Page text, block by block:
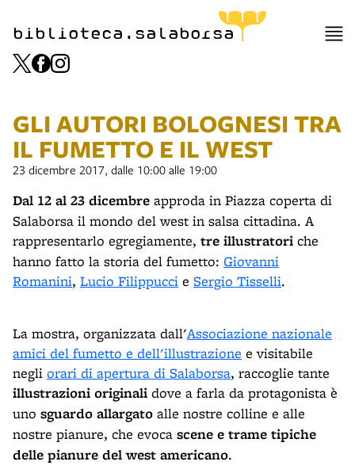
biblioteca.salaborsa
GLI AUTORI BOLOGNESI TRA
IL FUMETTO E IL WEST
23 dicembre 2017, dalle 10:00 alle 19:00
Dal 12 al 23 dicembre approda in Piazza coperta di
Salaborsa il mondo del west in salsa cittadina. A
rappresentarlo egregiamente, tre illustratori che
hanno fatto la storia del fumetto: Giovanni
Romanini, Lucio Filippucci e Sergio Tisselli.
La mostra, organizzata dall'Associazione nazionale
amici del fumetto e dell'illustrazione e visitabile
negli orari di apertura di Salaborsa, raccoglie tante
illustrazioni originali dove a farla da protagonista è
uno sguardo allargato alle nostre colline e alle
nostre pianure, che evoca scene e trame tipiche
delle pianure del west americano.